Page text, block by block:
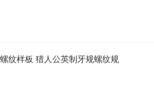
纹样板 猎人公英制牙规螺纹规